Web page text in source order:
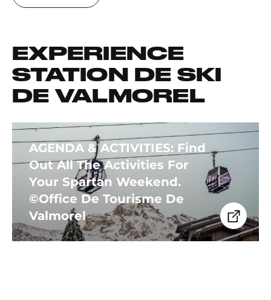
EXPERIENCE
STATION DE SKI
DE VALMOREL
AGENDA & ACTIVITIES: Find
Out All The Activities For
Your Spartan Weekend.
©Office De Tourisme De
Valmorel